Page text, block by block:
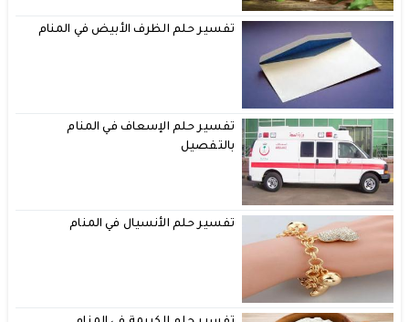
تفسير حلم الظرف الأبيض في المنام
تفسير حلم الإسعاف في المنام
بالتفصيل
تفسير حلم الأنسيال في المنام